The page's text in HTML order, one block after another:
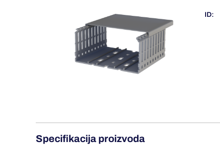
ID:
Specifikacija proizvoda